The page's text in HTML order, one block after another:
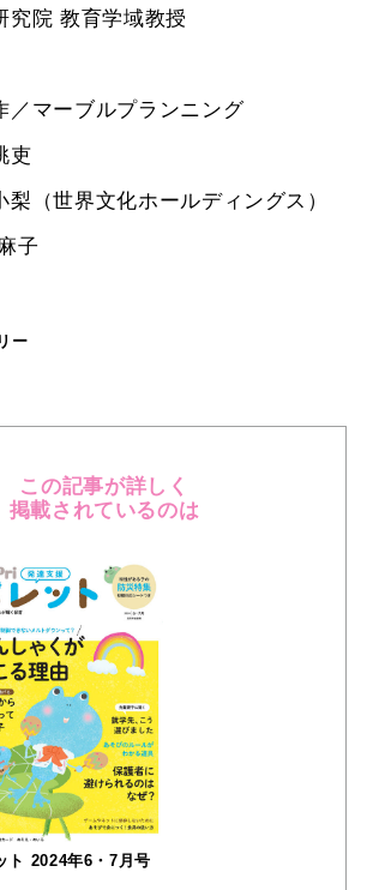
究院 教育学域教授
／マーブルプランニング
吏
梨（世界文化ホールディングス）
子
ー
この記事が詳しく
掲載されているのは
ト 2024年6・7月号